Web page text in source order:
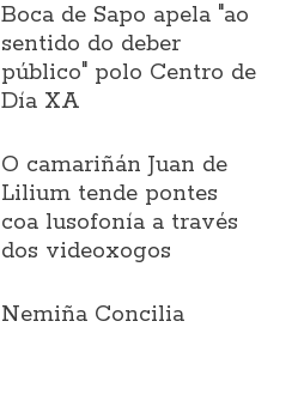
Boca de Sapo apela "ao
sentido do deber
público" polo Centro de
Día XA
O camariñán Juan de
Lilium tende pontes
coa lusofonía a través
dos videoxogos
Nemiña Concilia